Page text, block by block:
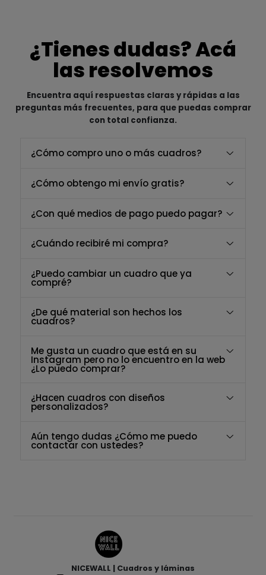
¿Tienes dudas? Acá
las resolvemos
Encuentra aquí respuestas claras y rápidas a las
preguntas más frecuentes, para que puedas comprar
con total confianza.
¿Cómo compro uno o más cuadros?
¿Cómo obtengo mi envío gratis?
¿Con qué medios de pago puedo pagar?
¿Cuándo recibiré mi compra?
¿Puedo cambiar un cuadro que ya
compré?
¿De qué material son hechos los
cuadros?
Me gusta un cuadro que está en su
Instagram pero no lo encuentro en la web
¿Lo puedo comprar?
¿Hacen cuadros con diseños
personalizados?
Aún tengo dudas ¿Cómo me puedo
contactar con ustedes?
NICEWALL | Cuadros y láminas